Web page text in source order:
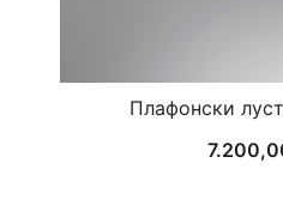
Плафонски